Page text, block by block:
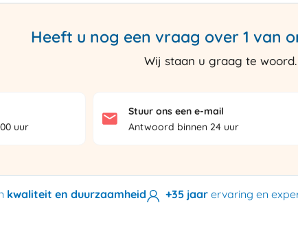
Heeft u nog een vraag over 1 van
Wij staan u graag te woord.
uur
Stuur ons een e-mail
Antwoord binnen 24 uur
kwaliteit en duurzaamheid +35 jaar ervaring en